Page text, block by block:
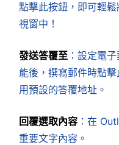
點擊此按鈕，即可輕
視窗中！
發送答覆至 ：設定電
能後，撰寫郵件時點
用預設的答覆地址。
回覆選取內容 ：在
重要文字內容。